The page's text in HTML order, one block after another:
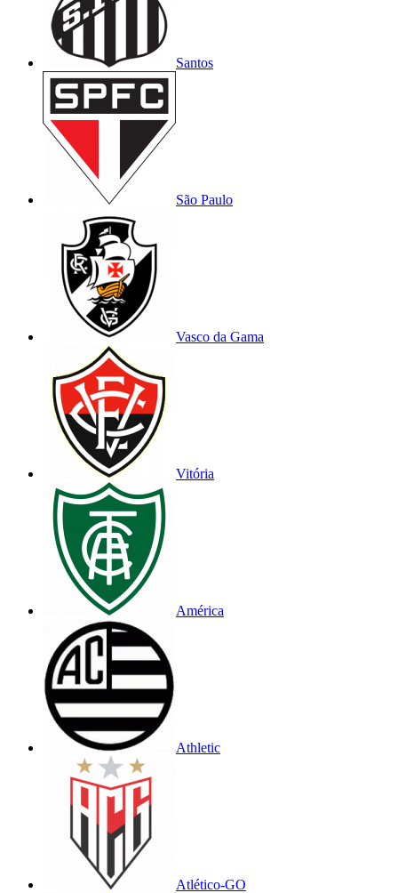
Santos
São Paulo
Vasco da Gama
Vitória
América
Athletic
Atlético-GO